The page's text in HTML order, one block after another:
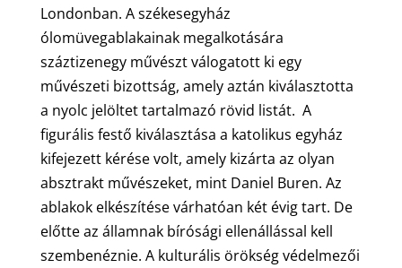
Londonban. A székesegyház
ólomüvegablakainak megalkotására
száztizenegy művészt válogatott ki egy
művészeti bizottság, amely aztán kiválasztotta
a nyolc jelöltet tartalmazó rövid listát. A
figurális festő kiválasztása a katolikus egyház
kifejezett kérése volt, amely kizárta az olyan
absztrakt művészeket, mint Daniel Buren. Az
ablakok elkészítése várhatóan két évig tart. De
előtte az államnak bírósági ellenállással kell
szembenéznie. A kulturális örökség védelmezői